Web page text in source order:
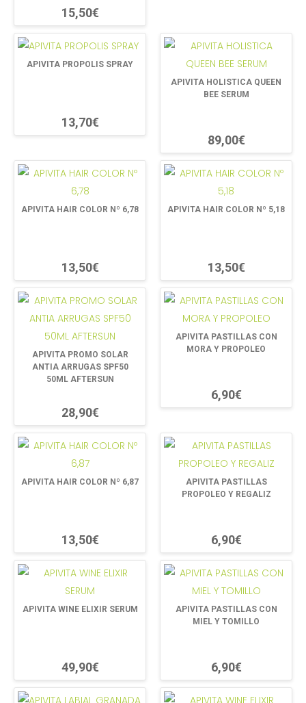
15,50€
APIVITA PROPOLIS SPRAY
13,70€
APIVITA HOLISTICA QUEEN
BEE SERUM
89,00€
APIVITA HAIR COLOR Nº 6,78
13,50€
APIVITA HAIR COLOR Nº 5,18
13,50€
APIVITA PROMO SOLAR
ANTIA ARRUGAS SPF50
50ML AFTERSUN
28,90€
APIVITA PASTILLAS CON
MORA Y PROPOLEO
6,90€
APIVITA HAIR COLOR Nº 6,87
13,50€
APIVITA PASTILLAS
PROPOLEO Y REGALIZ
6,90€
APIVITA WINE ELIXIR SERUM
49,90€
APIVITA PASTILLAS CON
MIEL Y TOMILLO
6,90€